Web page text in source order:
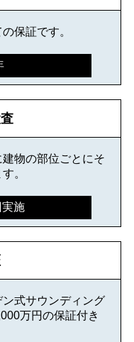
保証です。
物の部位ごとにそ
。
施
式サウンディング
万円の保証付き